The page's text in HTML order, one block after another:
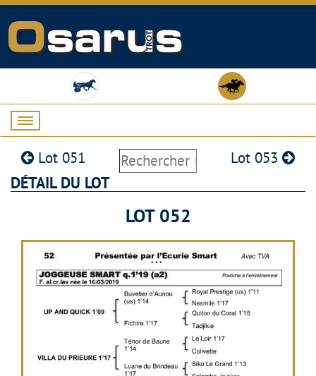
Lot 051 Lot 053
DÉTAIL DU LOT
LOT 052